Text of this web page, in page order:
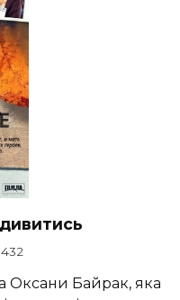
дивитись
432
Оксани Байрак, яка